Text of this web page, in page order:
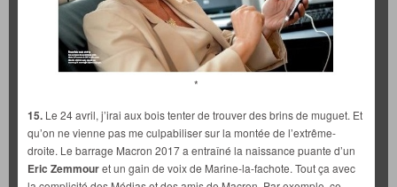
*
15. Le 24 avril, j’irai aux bois tenter de trouver des brins de muguet. Et
qu’on ne vienne pas me culpabiliser sur la montée de l’extrême-
droite. Le barrage Macron 2017 a entraîné la naissance puante d’un
Eric Zemmouret un gain de voix de Marine-la-fachote. Tout ça avec